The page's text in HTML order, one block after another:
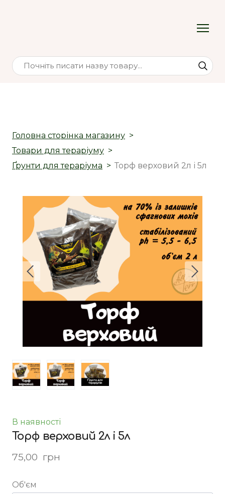
Головна сторінка магазину
Товари для тераріуму
Ґрунти для тераріума
Торф верховий 2л і 5л
В наявності
Торф верховий 2л і 5л
75,00  грн
Об'єм